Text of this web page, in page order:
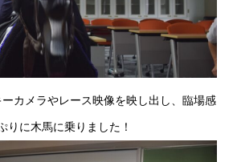
カメラやレース映像を映し出し、臨場感
りに木馬に乗りました！